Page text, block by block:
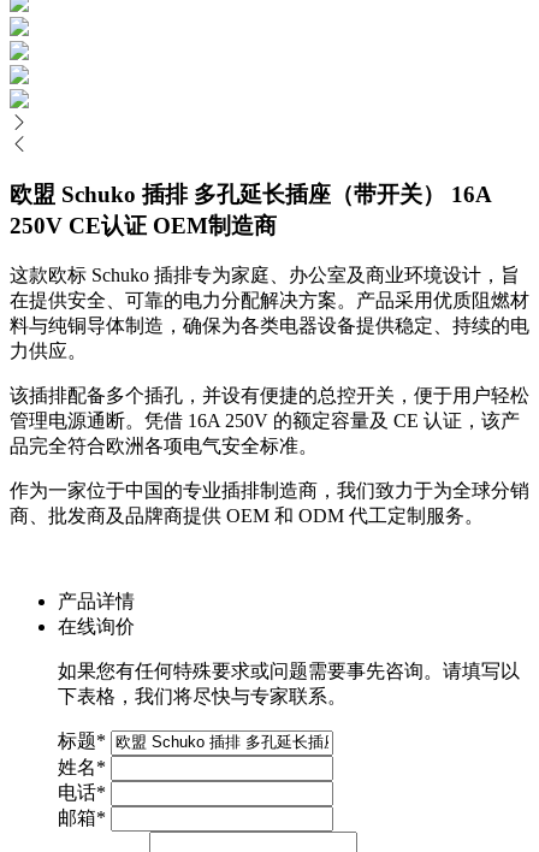
欧盟 Schuko 插排 多孔延长插座（带开关） 16A
250V CE认证 OEM制造商
这款欧标 Schuko 插排专为家庭、办公室及商业环境设计，旨
在提供安全、可靠的电力分配解决方案。产品采用优质阻燃材
料与纯铜导体制造，确保为各类电器设备提供稳定、持续的电
力供应。
该插排配备多个插孔，并设有便捷的总控开关，便于用户轻松
管理电源通断。凭借 16A 250V 的额定容量及 CE 认证，该产
品完全符合欧洲各项电气安全标准。
作为一家位于中国的专业插排制造商，我们致力于为全球分销
商、批发商及品牌商提供 OEM 和 ODM 代工定制服务。
产品详情
在线询价
如果您有任何特殊要求或问题需要事先咨询。请填写以
下表格，我们将尽快与专家联系。
标题*
姓名*
电话*
邮箱*